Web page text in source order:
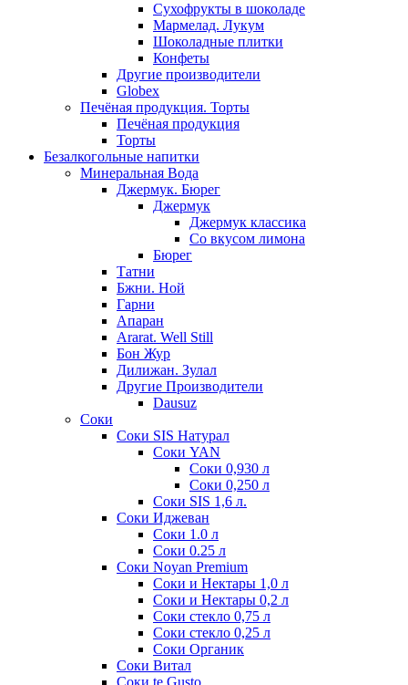
Сухофрукты в шоколаде
Мармелад. Лукум
Шоколадные плитки
Конфеты
Другие производители
Globex
Печёная продукция. Торты
Печёная продукция
Торты
Безалкогольные напитки
Минеральная Вода
Джермук. Бюрег
Джермук
Джермук классика
Со вкусом лимона
Бюрег
Татни
Бжни. Ной
Гарни
Апаран
Ararat. Well Still
Бон Жур
Дилижан. Зулал
Другие Производители
Dausuz
Соки
Соки SIS Натурал
Соки YAN
Соки 0,930 л
Соки 0,250 л
Соки SIS 1,6 л.
Соки Иджеван
Соки 1.0 л
Соки 0.25 л
Соки Noyan Premium
Соки и Нектары 1,0 л
Соки и Нектары 0,2 л
Соки стекло 0,75 л
Соки стекло 0,25 л
Соки Органик
Соки Витал
Соки te Gusto